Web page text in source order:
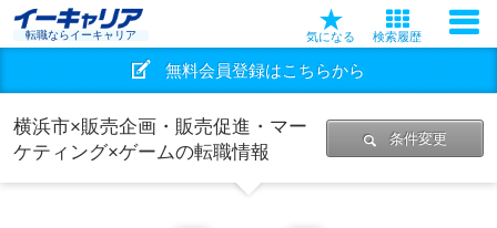
転職ならイーキャリア 気になる 検索履歴
無料会員登録はこちらから
横浜市×販売企画・販売促進・マー
ケティング×ゲームの転職情報
条件変更